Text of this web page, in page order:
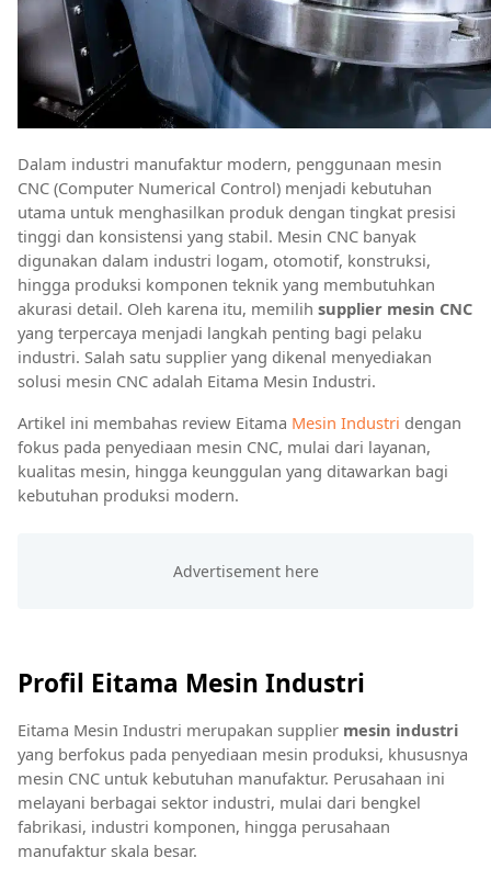
Dalam industri manufaktur modern, penggunaan mesin
CNC (Computer Numerical Control) menjadi kebutuhan
utama untuk menghasilkan produk dengan tingkat presisi
tinggi dan konsistensi yang stabil. Mesin CNC banyak
digunakan dalam industri logam, otomotif, konstruksi,
hingga produksi komponen teknik yang membutuhkan
akurasi detail. Oleh karena itu, memilih supplier mesin CNC
yang terpercaya menjadi langkah penting bagi pelaku
industri. Salah satu supplier yang dikenal menyediakan
solusi mesin CNC adalah Eitama Mesin Industri.
Artikel ini membahas review Eitama Mesin Industri dengan
fokus pada penyediaan mesin CNC, mulai dari layanan,
kualitas mesin, hingga keunggulan yang ditawarkan bagi
kebutuhan produksi modern.
Profil Eitama Mesin Industri
Eitama Mesin Industri merupakan supplier mesin industri
yang berfokus pada penyediaan mesin produksi, khususnya
mesin CNC untuk kebutuhan manufaktur. Perusahaan ini
melayani berbagai sektor industri, mulai dari bengkel
fabrikasi, industri komponen, hingga perusahaan
manufaktur skala besar.